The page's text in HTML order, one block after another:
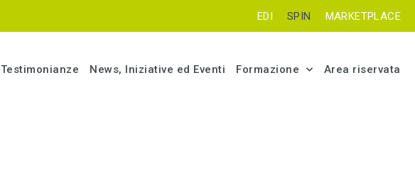
EDI SPIN MARKETPLACE
Testimonianze News, Iniziative ed Eventi Formazione Area riservata